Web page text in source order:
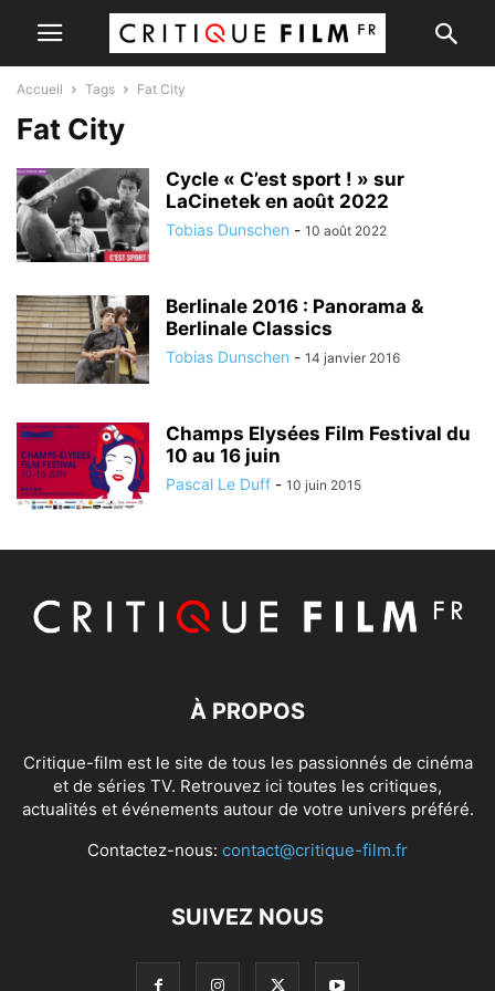
Accueil Tags Fat City
Fat City
Cycle « C’est sport ! » sur
LaCinetek en août 2022
Tobias Dunschen - 10 août 2022
Berlinale 2016 : Panorama &
Berlinale Classics
Tobias Dunschen - 14 janvier 2016
Champs Elysées Film Festival du
10 au 16 juin
Pascal Le Duff - 10 juin 2015
À PROPOS
Critique-film est le site de tous les passionnés de cinéma
et de séries TV. Retrouvez ici toutes les critiques,
actualités et événements autour de votre univers préféré.
Contactez-nous: contact@critique-film.fr
SUIVEZ NOUS